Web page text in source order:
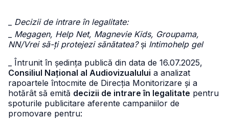
Decizii de intrare în legalitate:
Megagen, Help Net, Magnevie Kids, Groupama,
NN/Vrei să-ți protejezi sănătatea?și Intimohelp gel
_ Întrunit în ședința publică din data de 16.07.2025,
Consiliul Național al Audiovizualului a analizat
rapoartele întocmite de Direcția Monitorizare și a
hotărât să emită decizii de intrare în legalitate pentru
spoturile publicitare aferente campaniilor de
promovare pentru: